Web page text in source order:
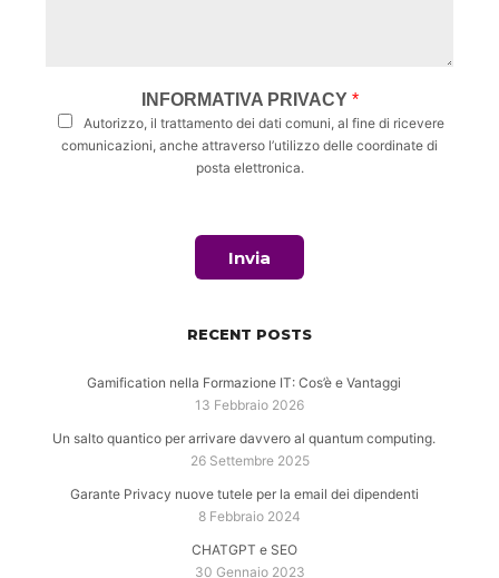
INFORMATIVA PRIVACY *
Autorizzo, il trattamento dei dati comuni, al fine di ricevere
comunicazioni, anche attraverso l’utilizzo delle coordinate di
posta elettronica.
Invia
RECENT POSTS
Gamification nella Formazione IT: Cos’è e Vantaggi
13 Febbraio 2026
Un salto quantico per arrivare davvero al quantum computing.
26 Settembre 2025
Garante Privacy nuove tutele per la email dei dipendenti
8 Febbraio 2024
CHATGPT e SEO
30 Gennaio 2023